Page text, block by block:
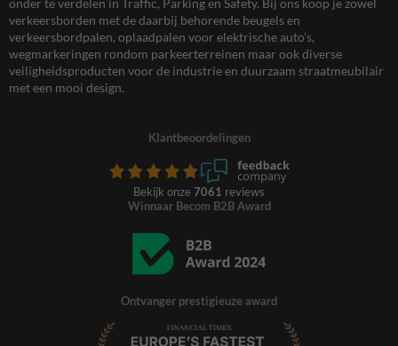
verkeersborden met de daarbij behorende beugels en
verkeersbordpalen, oplaadpalen voor elektrische auto’s,
wegmarkeringen rondom parkeerterreinen maar ook diverse
veiligheidsproducten voor de industrie en duurzaam straatmeubilair
met een mooi design.
Klantbeoordelingen
Bekijk onze 7061 reviews
Winnaar Becom B2B Award
Ontvanger prestigieuze award